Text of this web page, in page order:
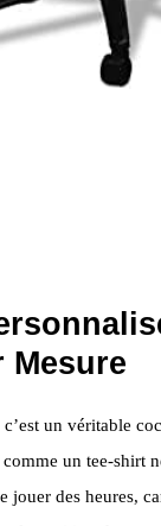
Mesure
un véritable
un tee-shirt
jouer des heures,